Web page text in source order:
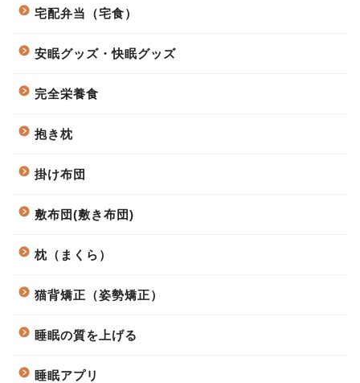
宅配弁当（宅食）
安眠グッズ・快眠グッズ
完全栄養食
抱き枕
掛け布団
敷布団(敷き布団)
枕（まくら）
猫背矯正（姿勢矯正）
睡眠の質を上げる
睡眠アプリ